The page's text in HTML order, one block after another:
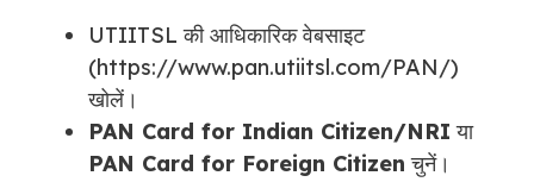
UTIITSL की आधिकारिक वेबसाइट
(https://www.pan.utiitsl.com/PAN/)
खोलें।
PAN Card for Indian Citizen/NRI या
PAN Card for Foreign Citizen चुनें।